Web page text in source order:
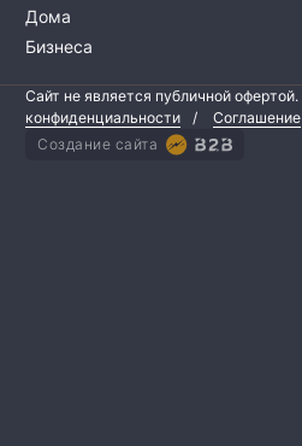
Дома
Бизнеса
Сайт не является публичной офертой.
конфиденциальности
/ Соглашение
Создание сайта